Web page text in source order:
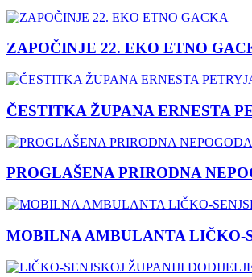
ZAPOČINJE 22. EKO ETNO
ČESTITKA ŽUPANA ERNESTA
PROGLAŠENA PRIRODNA
MOBILNA AMBULANTA LIČKO-